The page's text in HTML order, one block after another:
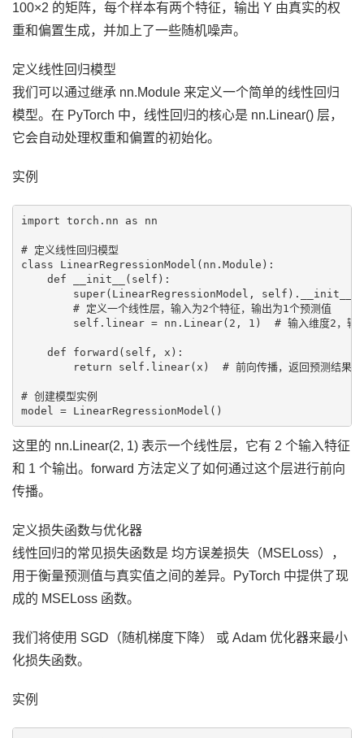
100×2 的矩阵，每个样本有两个特征，输出 Y 由真实的权
重和偏置生成，并加上了一些随机噪声。
定义线性回归模型
我们可以通过继承 nn.Module 来定义一个简单的线性回归
模型。在 PyTorch 中，线性回归的核心是 nn.Linear() 层，
它会自动处理权重和偏置的初始化。
实例
import torch.nn as nn
# 定义线性回归模型
class LinearRegressionModel(nn.Module):
    def __init__(self):
super(LinearRegressionModel,
        # 定义一个线性层，输入为2个特征，输出为1个预测值
self.linear = nn.Linear(2, 1)  # 输入维度2，输
    def forward(self, x):
        return self.linear(x)  # 前向传播，返回预测结果
# 创建模型实例
这里的 nn.Linear(2, 1) 表示一个线性层，它有 2 个输入特征
和 1 个输出。forward 方法定义了如何通过这个层进行前向
传播。
定义损失函数与优化器
线性回归的常见损失函数是 均方误差损失（MSELoss），
用于衡量预测值与真实值之间的差异。PyTorch 中提供了现
成的 MSELoss 函数。
我们将使用 SGD（随机梯度下降） 或 Adam 优化器来最小
化损失函数。
实例